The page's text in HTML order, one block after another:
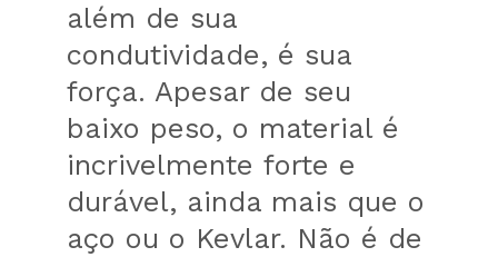
além de sua
condutividade, é sua
força. Apesar de seu
baixo peso, o material é
incrivelmente forte e
durável, ainda mais que o
aço ou o Kevlar. Não é de